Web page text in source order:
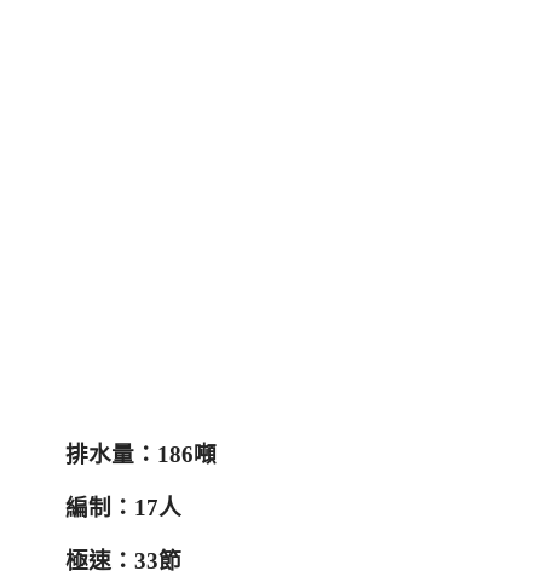
排水量： 186噸
編制： 17人
極速： 33節